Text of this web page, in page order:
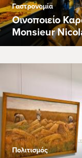
Γαστρονομία
Οινοποιείο
Monsieur
Πολιτισμός